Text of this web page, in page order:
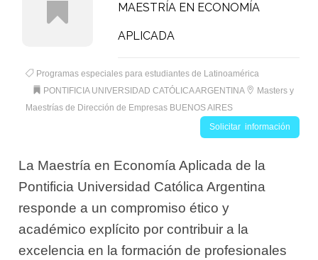
MAESTRÍA EN ECONOMÍA
APLICADA
Programas especiales para estudiantes de Latinoamérica
PONTIFICIA UNIVERSIDAD CATÓLICA ARGENTINA
Masters y
Maestrías de Dirección de Empresas BUENOS AIRES
Solicitar información
La Maestría en Economía Aplicada de la
Pontificia Universidad Católica Argentina
responde a un compromiso ético y
académico explícito por contribuir a la
excelencia en la formación de profesionales